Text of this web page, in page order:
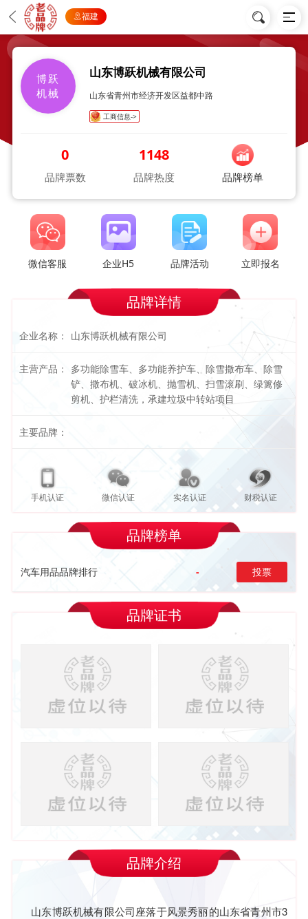
福建
博跃
机械
山东博跃机械有限公司
山东省青州市经济开发区益都中路
工商信息->
0
品牌票数
1148
品牌热度 品牌榜单
微信客服 企业H5 品牌活动 立即报名
品牌详情
企业名称： 山东博跃机械有限公司
主营产品：
多功能除雪车、多功能养护车、除雪撒布车、除雪
铲、撒布机、破冰机、抛雪机、扫雪滚刷、绿篱修
剪机、护栏清洗，承建垃圾中转站项目
主要品牌：
手机认证 微信认证 实名认证 财税认证
品牌榜单
汽车用品品牌排行 - 投票
品牌证书
品牌介绍
山东博跃机械有限公司座落于风景秀丽的山东省青州市3